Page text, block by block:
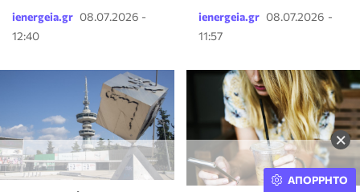
×
ienergeia.gr 08.07.2026 -
12:40
ienergeia.gr 08.07.2026 -
11:57
ΑΠΟΡΡΗΤΟ